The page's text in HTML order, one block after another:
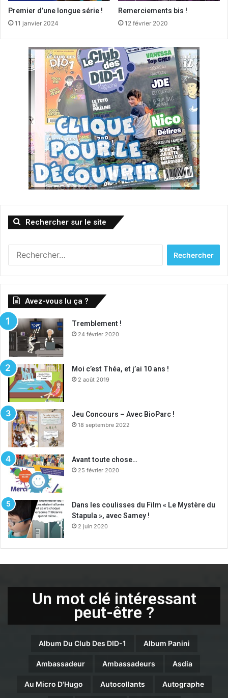
Premier d’une longue série !
11 janvier 2024
Remerciements bis !
12 février 2020
Rechercher sur le site
Avez-vous lu ça ?
Tremblement !
24 février 2020
Moi c’est Théa, et j’ai 10 ans !
2 août 2019
Jeu Concours – Avec BioParc !
18 septembre 2022
Avant toute chose…
25 février 2020
Dans les coulisses du Film « Le Mystère du
Stapula », avec Samey !
2 juin 2020
Un mot clé intéressant
peut-être ?
Album Du Club Des DID-1 Album Panini
Ambassadeur Ambassadeurs Asdia
Au Micro D'Hugo Autocollants Autographe